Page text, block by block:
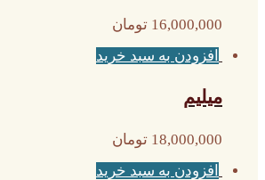
16,000,000 تومان
افزودن به سبد خرید
میلیم
18,000,000 تومان
افزودن به سبد خرید